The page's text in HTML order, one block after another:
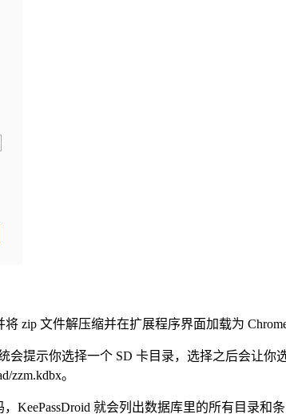
zip 文件解压缩并在扩展程序界面加载为 Chrome
会提示你选择一个 SD 卡目录，选择之后会让
zzm.kdbx。
KeePassDroid 就会列出数据库里的所有目录